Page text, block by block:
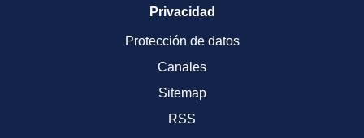
Privacidad
Protección de datos
Canales
Sitemap
RSS